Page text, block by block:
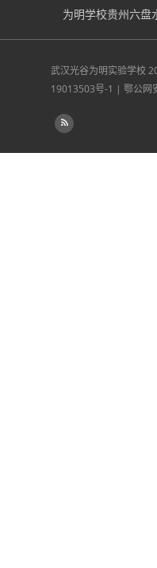
为明学校贵州六盘
武汉光谷为明实验学校
19013503号-1 | 鄂公网